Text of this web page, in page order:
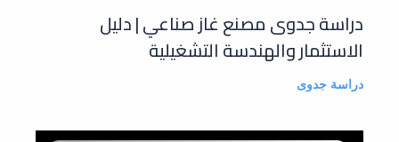
دراسة جدوى مصنع غاز صناعي | دليل
الاستثمار والهندسة التشغيلية
دراسة جدوى